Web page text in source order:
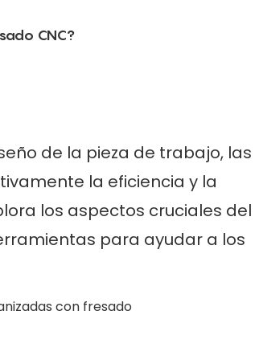
CNC?
de la pieza de trabajo, las
la eficiencia y la
los aspectos cruciales del
para ayudar a los